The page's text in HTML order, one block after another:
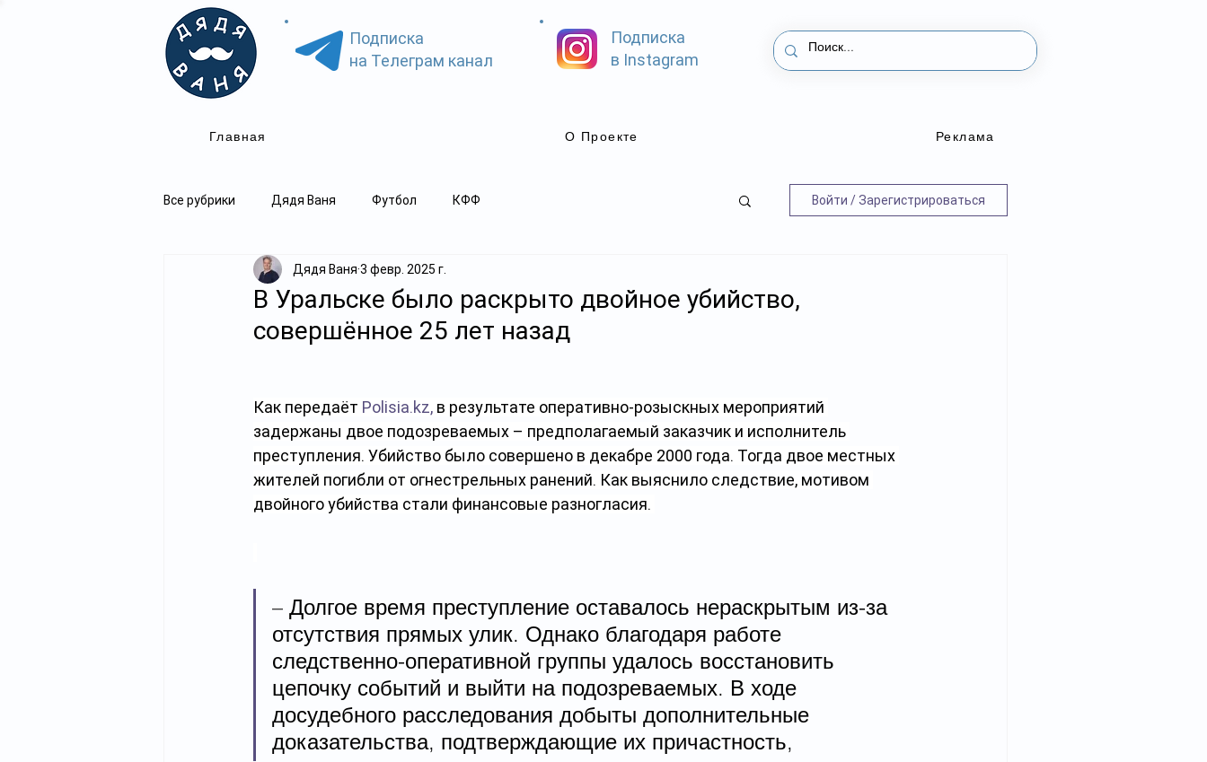
Подписка
на Телеграм канал
Главная
Подписка
в Instagram
О Проекте Реклама
Все рубрики Дядя Ваня Футбол КФФ Войти / Зарегистрироваться
В Уральске было раскрыто двойное убийство,
совершённое 25 лет назад
Дядя Ваня 3 февр. 2025 г.
Как передаёт Polisia.kz, в результате оперативно-розыскных мероприятий
задержаны двое подозреваемых – предполагаемый заказчик и исполнитель
преступления. Убийство было совершено в декабре 2000 года. Тогда двое местных
жителей погибли от огнестрельных ранений. Как выяснило следствие, мотивом
двойного убийства стали финансовые разногласия.
– Долгое время преступление оставалось нераскрытым из-за
отсутствия прямых улик. Однако благодаря работе
следственно-оперативной группы удалось восстановить
цепочку событий и выйти на подозреваемых. В ходе
досудебного расследования добыты дополнительные
доказательства, подтверждающие их причастность,